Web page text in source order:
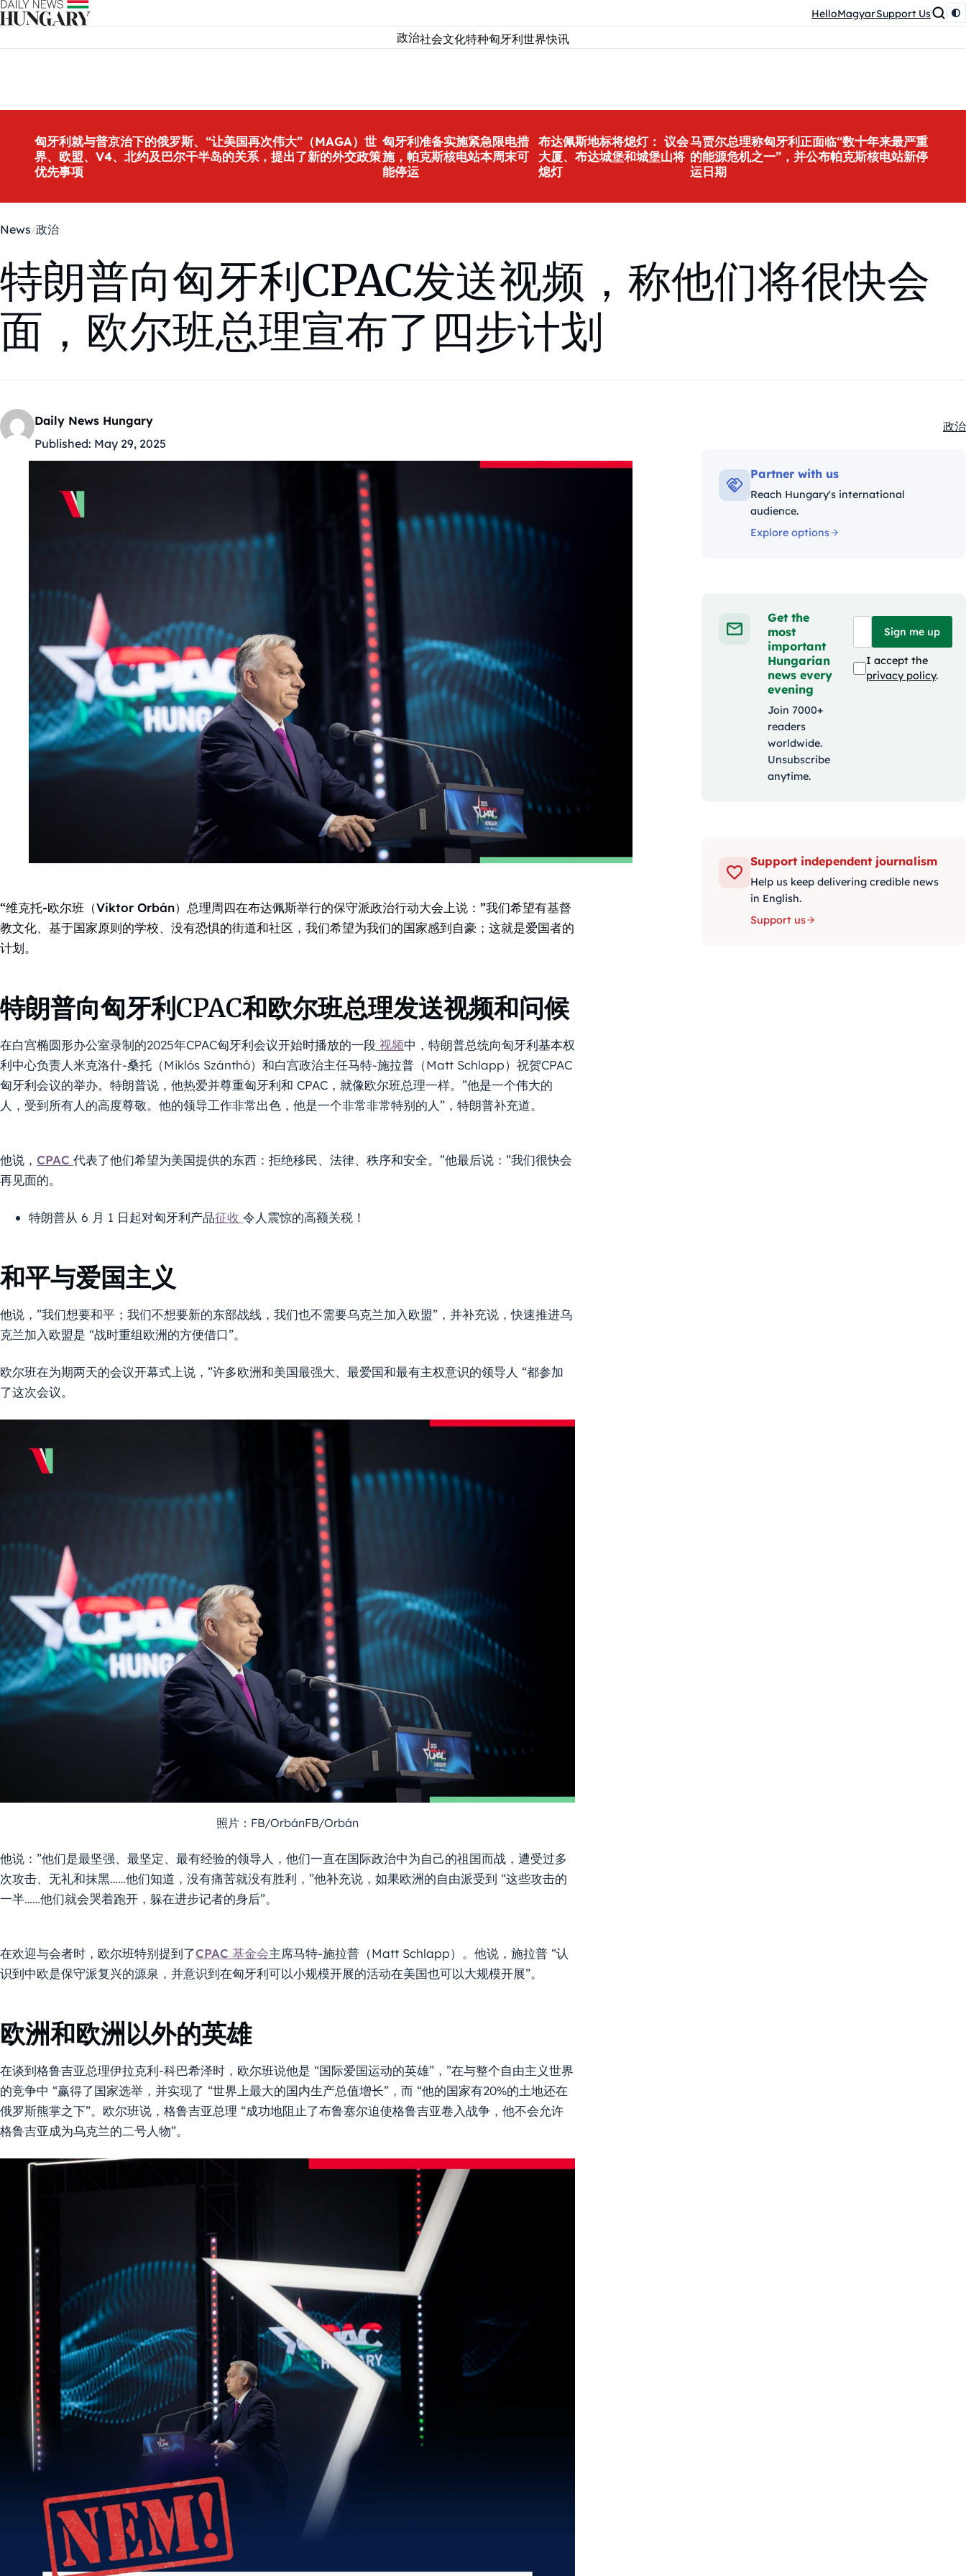
Skip to content HelloMagyarSupport Us
政治社会文化特种匈牙利世界快讯
匈牙利就与普京治下的俄罗斯、“让美国再次伟大”（MAGA）世
界、欧盟、V4、北约及巴尔干半岛的关系，提出了新的外交政策
优先事项
匈牙利准备实施紧急限电措
施，帕克斯核电站本周末可
能停运
布达佩斯地标将熄灯： 议会
大厦、布达城堡和城堡山将
熄灯
马贾尔总理称匈牙利正面临“数十年来最严重
的能源危机之一”，并公布帕克斯核电站新停
运日期
News 政治
特朗普向匈牙利CPAC发送视频，称他们将很快会
面，欧尔班总理宣布了四步计划
Daily News Hungary
Published: May 29, 2025
政治
“维克托-欧尔班（Viktor Orbán）总理周四在布达佩斯举行的保守派政治行动大会上说：”我们希望有基督
教文化、基于国家原则的学校、没有恐惧的街道和社区，我们希望为我们的国家感到自豪；这就是爱国者的
计划。
特朗普向匈牙利CPAC和欧尔班总理发送视频和问候
在白宫椭圆形办公室录制的2025年CPAC匈牙利会议开始时播放的一段 视频中，特朗普总统向匈牙利基本权
利中心负责人米克洛什-桑托（Miklós Szánthó）和白宫政治主任马特-施拉普（Matt Schlapp）祝贺CPAC
匈牙利会议的举办。特朗普说，他热爱并尊重匈牙利和 CPAC，就像欧尔班总理一样。”他是一个伟大的
人，受到所有人的高度尊敬。他的领导工作非常出色，他是一个非常非常特别的人”，特朗普补充道。
他说， CPAC 代表了他们希望为美国提供的东西：拒绝移民、法律、秩序和安全。”他最后说：”我们很快会
再见面的。
特朗普从 6 月 1 日起对匈牙利产品征收 令人震惊的高额关税！
和平与爱国主义
他说，”我们想要和平；我们不想要新的东部战线，我们也不需要乌克兰加入欧盟”，并补充说，快速推进乌
克兰加入欧盟是 “战时重组欧洲的方便借口”。
欧尔班在为期两天的会议开幕式上说，”许多欧洲和美国最强大、最爱国和最有主权意识的领导人 “都参加
了这次会议。
照片：FB/OrbánFB/Orbán
他说：”他们是最坚强、最坚定、最有经验的领导人，他们一直在国际政治中为自己的祖国而战，遭受过多
次攻击、无礼和抹黑……他们知道，没有痛苦就没有胜利，”他补充说，如果欧洲的自由派受到 “这些攻击的
一半……他们就会哭着跑开，躲在进步记者的身后”。
在欢迎与会者时，欧尔班特别提到了CPAC 基金会主席马特-施拉普（Matt Schlapp）。他说，施拉普 “认
识到中欧是保守派复兴的源泉，并意识到在匈牙利可以小规模开展的活动在美国也可以大规模开展”。
欧洲和欧洲以外的英雄
在谈到格鲁吉亚总理伊拉克利-科巴希泽时，欧尔班说他是 “国际爱国运动的英雄”，”在与整个自由主义世界
的竞争中 “赢得了国家选举，并实现了 “世界上最大的国内生产总值增长”，而 “他的国家有20%的土地还在
俄罗斯熊掌之下”。欧尔班说，格鲁吉亚总理 “成功地阻止了布鲁塞尔迫使格鲁吉亚卷入战争，他不会允许
格鲁吉亚成为乌克兰的二号人物”。
Partner with us
Reach Hungary's international
audience.
Explore options
Get the
most
important
Hungarian
news every
evening
Join 7000+
readers
worldwide.
Unsubscribe
anytime.
Sign me up
I accept the
privacy policy.
Support independent journalism
Help us keep delivering credible news
in English.
Support us